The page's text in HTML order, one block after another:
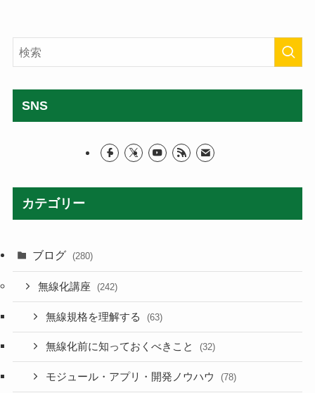
SNS
カテゴリー
ブログ (280)
無線化講座 (242)
無線規格を理解する (63)
無線化前に知っておくべきこと (32)
モジュール・アプリ・開発ノウハウ (78)